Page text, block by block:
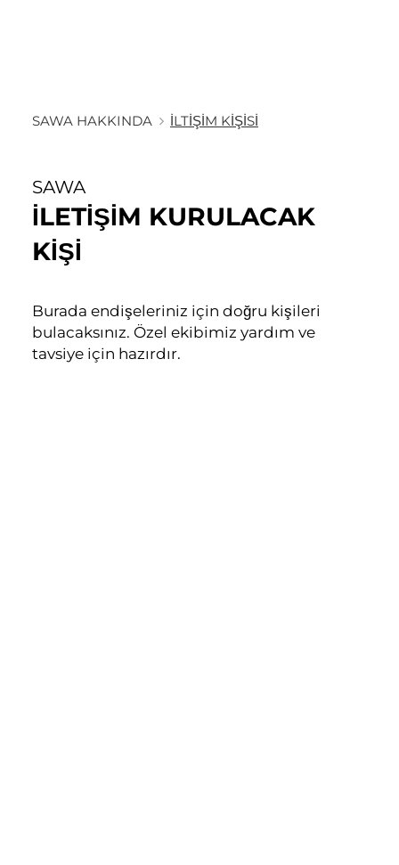
SAWA HAKKINDA İLTIŞIM KIŞISI
SAWA
İLETIŞIM KURULACAK
KIŞI
Burada endişeleriniz için doğru kişileri
bulacaksınız. Özel ekibimiz yardım ve
tavsiye için hazırdır.